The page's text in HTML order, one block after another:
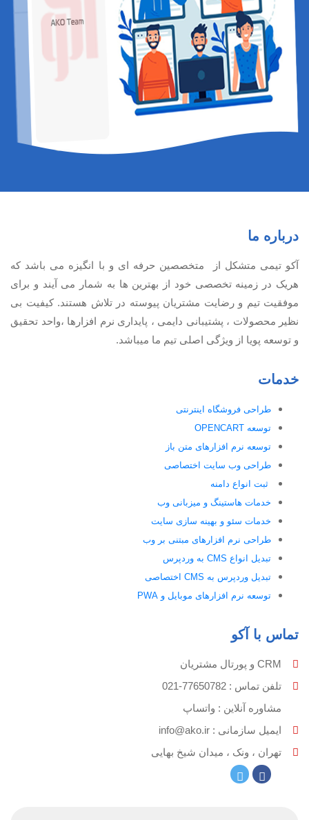
درباره ما
آكو تيمی متشکل از متخصصین حرفه ای و با انگیزه می باشد که
هریک در زمینه تخصصی خود از بهترین ها به شمار می آیند و برای
موفقیت تيم و رضایت مشتریان پیوسته در تلاش هستند. کیفیت بی
نظير محصولات ، پشتیبانی دايمی ، پایداری نرم افزارها ،واحد تحقیق
و توسعه پویا از ویژگی اصلی تیم ما میباشد.
خدمات
طراحی فروشگاه اینترنتی
توسعه OPENCART
توسعه نرم افزارهای متن باز
طراحی وب سایت اختصاصی
ثبت انواع دامنه
خدمات هاستینگ و میزبانی وب
خدمات سئو و بهینه سازی سایت
طراحی نرم افزارهای مبتنی بر وب
تبدیل انواع CMS به وردپرس
تبدیل وردپرس به CMS اختصاصی
توسعه نرم افزارهای موبایل و PWA
تماس با آکو
CRM و پورتال مشتریان
تلفن تماس :‌ 77650782-021
مشاوره آنلاین : واتساپ
ایمیل سازمانی :‌ info@ako.ir
تهران ، ونک ، میدان شیخ بهایی